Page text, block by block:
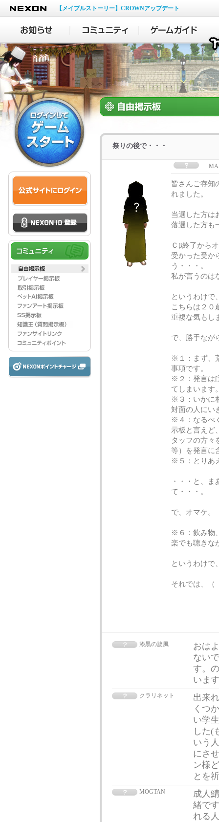
NEXON
【メイプルストーリー】CROWNアップデート
祭りの後で・・・
皆さんご存知
れました。
当選した方は
落選した方も
Ｃβ終了から
受かった受か
う・・・。
私が言うのは
というわけで
こちらは２０
重複な気もし
で、勝手なが
※１：まず、
事項です。
※２：発言は[
てしまいます
※３：いかに
対面の人にい
※４：なるべ
示板と言えど
タッフの方々
等）を発言に
※５：とりあ
・・・と、
て・・・。
で、オマケ。
※６：飲み物
楽でも聴きな
というわけで
それでは、（
漆黒の旋風
おは
ない
す。
いま
クラリネット
出来
くつ
い学
した(
いう
にさ
ン様
とを
MOGTAN
成人
緒で
れる